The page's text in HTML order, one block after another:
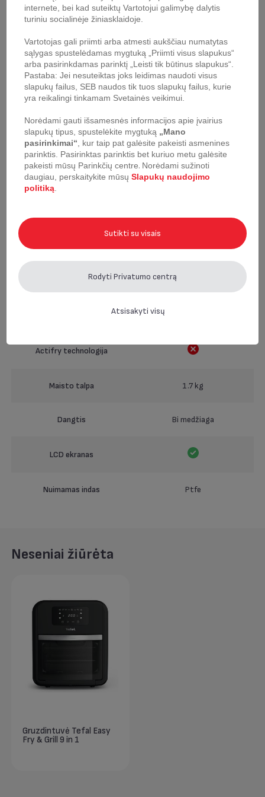
virtuvėje ir daugiau laiko praleisite su mylimais žmonėmis!
Požymiai
Galia 2000 W
Spalvos Juoda
Pateikiami receptai
Įjungimo ir išjungimo
Laikmatis
Actifry technologija
Maisto talpa 1.7 kg
Dangtis Bi medžiaga
LCD ekranas
Nuimamas indas Ptfe
Neseniai žiūrėta
Gruzdintuvė Tefal Easy
Fry & Grill 9 in 1
internete, bei kad suteiktų Vartotojui galimybę dalytis
turiniu socialinėje žiniasklaidoje.
Vartotojas gali priimti arba atmesti aukščiau numatytas
sąlygas spustelėdamas mygtuką „Priimti visus slapukus“
arba pasirinkdamas parinktį „Leisti tik būtinus slapukus“.
Pastaba: Jei nesuteiktas joks leidimas naudoti visus
slapukų failus, SEB naudos tik tuos slapukų failus, kurie
yra reikalingi tinkamam Svetainės veikimui.
Norėdami gauti išsamesnės informacijos apie įvairius
slapukų tipus, spustelėkite mygtuką „Mano
pasirinkimai“ , kur taip pat galėsite pakeisti asmenines
parinktis. Pasirinktas parinktis bet kuriuo metu galėsite
pakeisti mūsų Parinkčių centre. Norėdami sužinoti
daugiau, perskaitykite mūsų Slapukų naudojimo
politiką
Sutikti su visais
Rodyti Privatumo centrą
Atsisakyti visų